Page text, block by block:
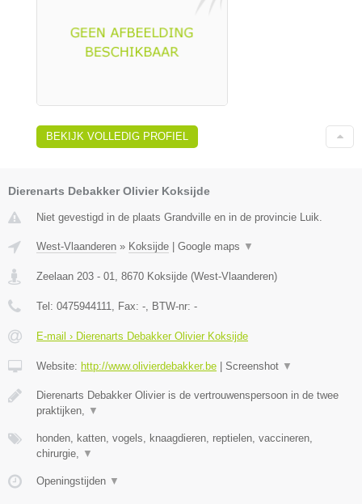
BEKIJK VOLLEDIG PROFIEL
Dierenarts Debakker Olivier Koksijde
Niet gevestigd in de plaats Grandville en in de provincie Luik.
West-Vlaanderen » Koksijde Google maps ▼
Zeelaan 203 - 01, 8670 Koksijde (West-Vlaanderen)
Tel: 0475944111, Fax: -, BTW-nr: -
E-mail › Dierenarts Debakker Olivier Koksijde
Website: http://www.olivierdebakker.be Screenshot ▼
Dierenarts Debakker Olivier is de vertrouwenspersoon in de twee
praktijken, ▼
honden, katten, vogels, knaagdieren, reptielen, vaccineren,
chirurgie, ▼
Openingstijden ▼